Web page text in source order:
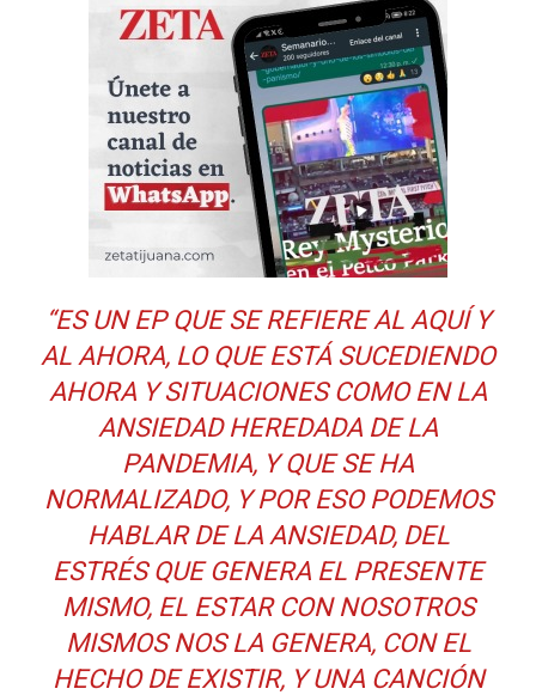
“ES UN EP QUE SE REFIERE AL AQUÍ Y
AL AHORA, LO QUE ESTÁ SUCEDIENDO
AHORA Y SITUACIONES COMO EN LA
ANSIEDAD HEREDADA DE LA
PANDEMIA, Y QUE SE HA
NORMALIZADO, Y POR ESO PODEMOS
HABLAR DE LA ANSIEDAD, DEL
ESTRÉS QUE GENERA EL PRESENTE
MISMO, EL ESTAR CON NOSOTROS
MISMOS NOS LA GENERA, CON EL
HECHO DE EXISTIR, Y UNA CANCIÓN